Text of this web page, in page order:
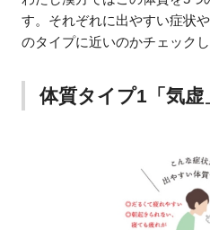
す。それぞれに出やすい症状
のタイプに近いのかチェック
体質タイプ1「気虚